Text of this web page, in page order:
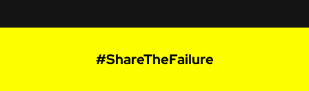
#ShareTheFailure